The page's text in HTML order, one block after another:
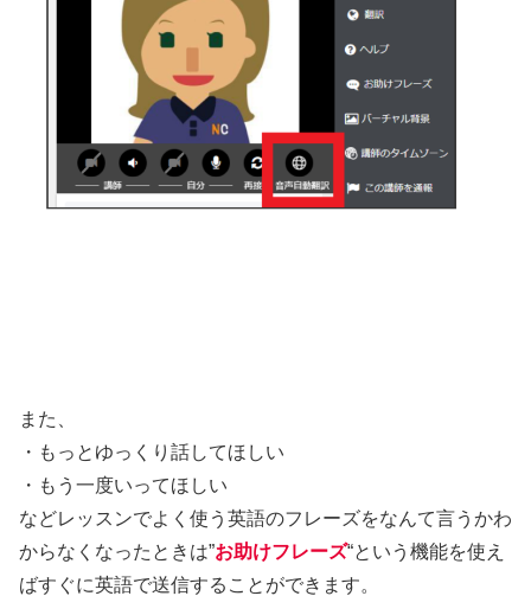
また、
・もっとゆっくり話してほしい
・もう一度いってほしい
などレッスンでよく使う英語のフレーズをなんて言うかわ
からなくなったときは”お助けフレーズ“という機能を使え
ばすぐに英語で送信することができます。